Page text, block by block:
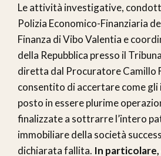
Le attività investigative,
Polizia Economico-Finanziaria
Finanza di Vibo Valentia e
della Repubblica presso il
diretta dal Procuratore Camillo
consentito di accertare come gli
posto in essere plurime
finalizzate a sottrarre l’intero
immobiliare della società
dichiarata fallita. In particolare,